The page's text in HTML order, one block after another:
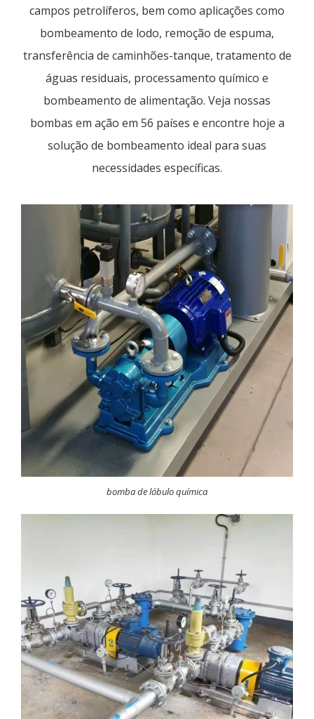
campos petrolíferos, bem como aplicações como
bombeamento de lodo, remoção de espuma,
transferência de caminhões-tanque, tratamento de
águas residuais, processamento químico e
bombeamento de alimentação. Veja nossas
bombas em ação em 56 países e encontre hoje a
solução de bombeamento ideal para suas
necessidades específicas.
bomba de lóbulo química